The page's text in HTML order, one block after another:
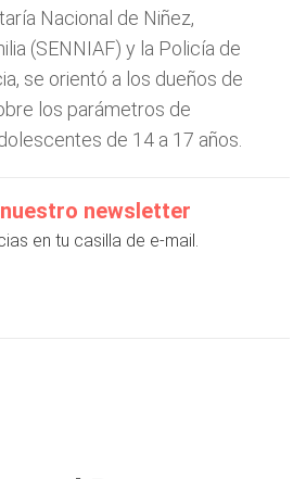
Nacional de Niñez,
(SENNIAF) y la Policía de
se orientó a los dueños de
los parámetros de
de 14 a 17 años.
newsletter
en tu casilla de e-mail.